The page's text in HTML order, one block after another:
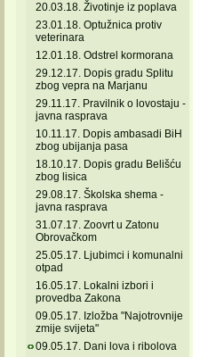
20.03.18. Životinje iz poplava
23.01.18. Optužnica protiv
veterinara
12.01.18. Odstrel kormorana
29.12.17. Dopis gradu Splitu
zbog vepra na Marjanu
29.11.17. Pravilnik o lovostaju -
javna rasprava
10.11.17. Dopis ambasadi BiH
zbog ubijanja pasa
18.10.17. Dopis gradu Belišću
zbog lisica
29.08.17. Školska shema -
javna rasprava
31.07.17. Zoovrt u Zatonu
Obrovačkom
25.05.17. Ljubimci i komunalni
otpad
16.05.17. Lokalni izbori i
provedba Zakona
09.05.17. Izložba "Najotrovnije
zmije svijeta"
09.05.17. Dani lova i ribolova